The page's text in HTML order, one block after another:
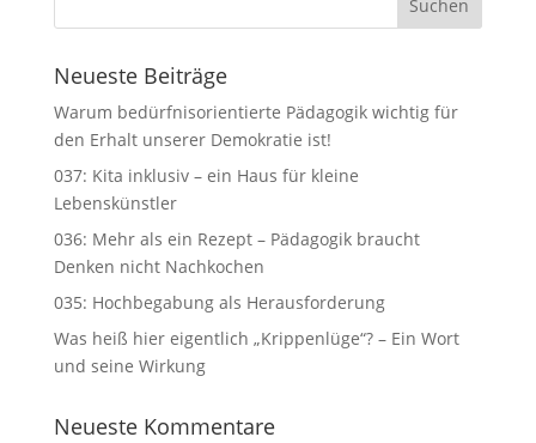
Neueste Beiträge
Warum bedürfnisorientierte Pädagogik wichtig für
den Erhalt unserer Demokratie ist!
037: Kita inklusiv – ein Haus für kleine
Lebenskünstler
036: Mehr als ein Rezept – Pädagogik braucht
Denken nicht Nachkochen
035: Hochbegabung als Herausforderung
Was heiß hier eigentlich „Krippenlüge“? – Ein Wort
und seine Wirkung
Neueste Kommentare